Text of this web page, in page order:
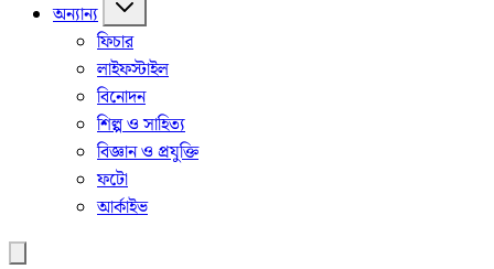
অন্যান্য
ফিচার
লাইফস্টাইল
বিনোদন
শিল্প ও সাহিত্য
বিজ্ঞান ও প্রযুক্তি
ফটো
আর্কাইভ